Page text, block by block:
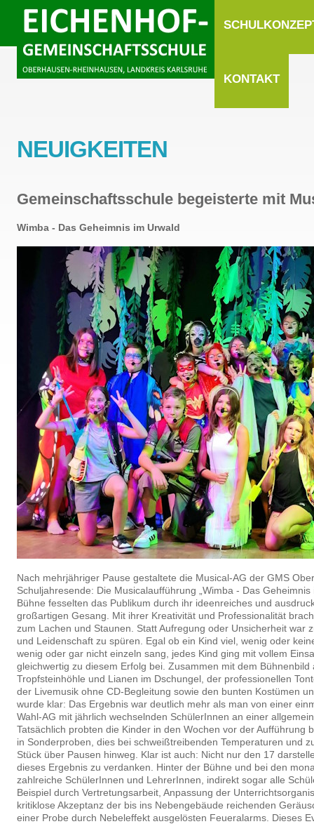
KONTAKT
NEUIGKEITEN
Gemeinschaftsschule begeisterte mit
Wimba - Das Geheimnis im Urwald
Nach mehrjähriger Pause gestaltete die Musical-AG der GMS
Schuljahresende: Die Musicalaufführung „Wimba - Das
Bühne fesselten das Publikum durch ihr ideenreiches und
großartigen Gesang. Mit ihrer Kreativität und Professionalität
zum Lachen und Staunen. Statt Aufregung oder Unsicherheit war
und Leidenschaft zu spüren. Egal ob ein Kind viel, wenig oder
wenig oder gar nicht einzeln sang, jedes Kind ging mit vollem
gleichwertig zu diesem Erfolg bei. Zusammen mit dem Bühnenbild
Tropfsteinhöhle und Lianen im Dschungel, der professionellen
der Livemusik ohne CD-Begleitung sowie den bunten Kostümen
wurde klar: Das Ergebnis war deutlich mehr als man von einer
Wahl-AG mit jährlich wechselnden SchülerInnen an einer
Tatsächlich probten die Kinder in den Wochen vor der Aufführung
in Sonderproben, dies bei schweißtreibenden Temperaturen und
Stück über Pausen hinweg. Klar ist auch: Nicht nur den 17
dieses Ergebnis zu verdanken. Hinter der Bühne und bei den
zahlreiche SchülerInnen und LehrerInnen, indirekt sogar alle
Beispiel durch Vertretungsarbeit, Anpassung der
kritiklose Akzeptanz der bis ins Nebengebäude reichenden
einer Probe durch Nebeleffekt ausgelösten Feueralarms. Dieses